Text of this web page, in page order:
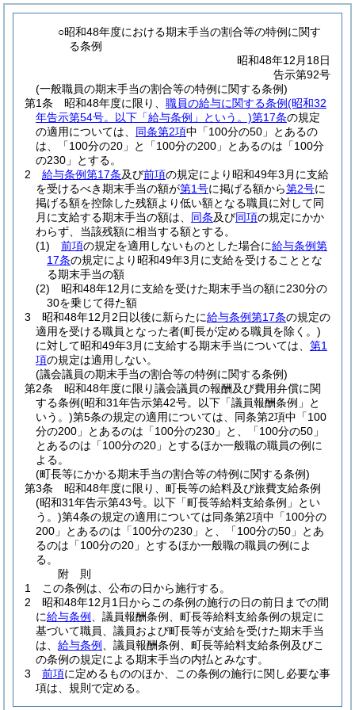
○昭和48年度における期末手当の割合等の特例に関す
る条例
昭和48年12月18日
告示第92号
(一般職員の期末手当の割合等の特例に関する条例)
第1条
昭和48年度に限り、 職員の給与に関する条例(昭和32
年告示第54号。以下「給与条例」という。)第17条の規定
の適用については、 同条第2項中「100分の50」とあるの
は、「100分の20」と「100分の200」とあるのは「100分
の230」とする。
2
給与条例第17条及び前項の規定により昭和49年3月に支給
を受けるべき期末手当の額が第1号に掲げる額から第2号に
掲げる額を控除した残額より低い額となる職員に対して同
月に支給する期末手当の額は、 同条及び同項の規定にかか
わらず、当該残額に相当する額とする。
(1)
前項の規定を適用しないものとした場合に給与条例第
17条の規定により昭和49年3月に支給を受けることとな
る期末手当の額
(2)
昭和48年12月に支給を受けた期末手当の額に230分の
30を乗じて得た額
3
昭和48年12月2日以後に新らたに給与条例第17条の規定の
適用を受ける職員となった者(町長が定める職員を除く。)
に対して昭和49年3月に支給する期末手当については、 第1
項の規定は適用しない。
(議会議員の期末手当の割合等の特例に関する条例)
第2条
昭和48年度に限り議会議員の報酬及び費用弁償に関
する条例(昭和31年告示第42号。以下「議員報酬条例」と
いう。)第5条の規定の適用については、同条第2項中「100
分の200」とあるのは「100分の230」と、「100分の50」
とあるのは「100分の20」とするほか一般職の職員の例に
よる。
(町長等にかかる期末手当の割合等の特例に関する条例)
第3条
昭和48年度に限り、町長等の給料及び旅費支給条例
(昭和31年告示第43号。以下「町長等給料支給条例」とい
う。)第4条の規定の適用については同条第2項中「100分の
200」とあるのは「100分の230」と、「100分の50」とあ
るのは「100分の20」とするほか一般職の職員の例によ
る。
附 則
1
この条例は、公布の日から施行する。
2
昭和48年12月1日からこの条例の施行の日の前日までの間
に給与条例
、議員報酬条例、町長等給料支給条例の規定に
基づいて職員、議員および町長等が支給を受けた期末手当
は、 給与条例
、議員報酬条例、町長等給料支給条例及びこ
の条例の規定による期末手当の内払とみなす。
3
前項に定めるもののほか、この条例の施行に関し必要な事
項は、規則で定める。